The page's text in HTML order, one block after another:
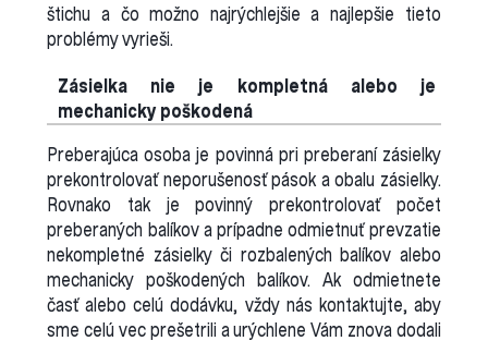
štichu a čo možno najrýchlejšie a najlepšie tieto
problémy vyrieši.
Zásielka nie je kompletná alebo je
mechanicky poškodená
Preberajúca osoba je povinná pri preberaní zásielky
prekontrolovať neporušenosť pások a obalu zásielky.
Rovnako tak je povinný prekontrolovať počet
preberaných balíkov a prípadne odmietnuť prevzatie
nekompletné zásielky či rozbalených balíkov alebo
mechanicky poškodených balíkov. Ak odmietnete
časť alebo celú dodávku, vždy nás kontaktujte, aby
sme celú vec prešetrili a urýchlene Vám znova dodali